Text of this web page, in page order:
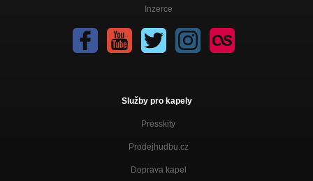
Inzerce
Služby pro kapely
Presskity
Prodejhudbu.cz
Doprava kapel